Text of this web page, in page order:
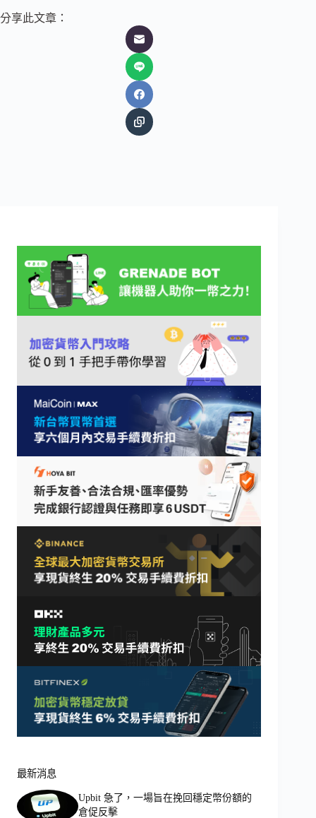
分享此文章：
最新消息
Upbit 急了，一場旨在挽回穩定幣份額的
倉促反擊